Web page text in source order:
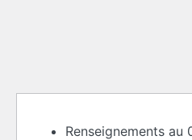
Renseignements